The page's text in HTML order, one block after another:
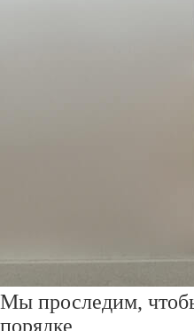
Мы проследим,
порядке